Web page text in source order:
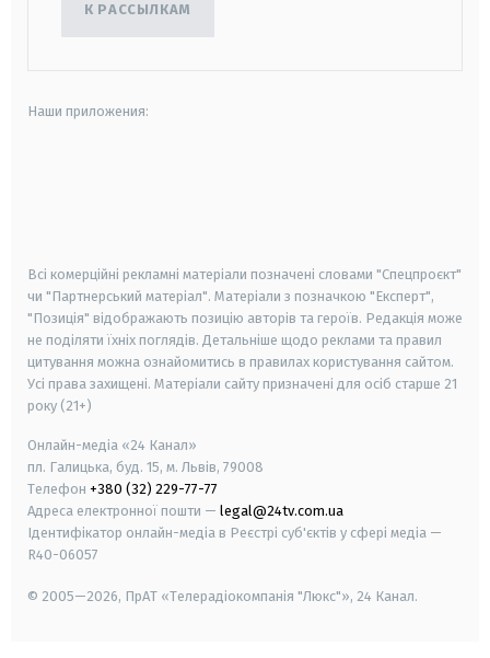
К РАССЫЛКАМ
Наши приложения:
Всі комерційні рекламні матеріали позначені словами "Спецпроєкт"
чи "Партнерський матеріал". Матеріали з позначкою "Експерт",
"Позиція" відображають позицію авторів та героїв. Редакція може
не поділяти їхніх поглядів. Детальніше щодо реклами та правил
цитування можна ознайомитись в правилах користування сайтом.
Усі права захищені. Матеріали сайту призначені для осіб старше 21
року (21+)
Онлайн-медіа «24 Канал»
пл. Галицька, буд. 15, м. Львів, 79008
Телефон +380 (32) 229-77-77
Адреса електронної пошти — legal@24tv.com.ua
Ідентифікатор онлайн-медіа в Реєстрі суб'єктів у сфері медіа —
R40-06057
© 2005—2026, ПрАТ «Телерадіокомпанія "Люкс"», 24 Канал.